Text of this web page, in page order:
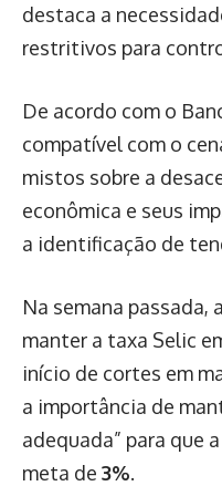
destaca a
restritivos para
De acordo com o
compatível com o
mistos sobre a
econômica e seus
a identificação de
Na semana
manter a taxa Selic
início de cortes em
a importância de
adequada” para que
meta de 3%.